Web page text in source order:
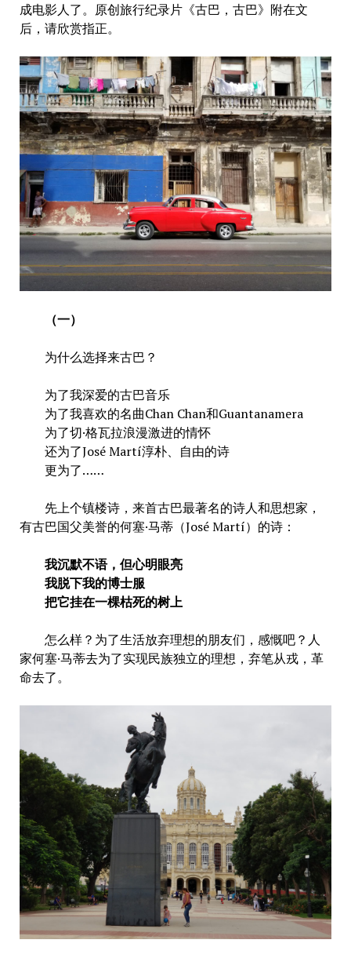
成电影人了。原创旅行纪录片《古巴，古巴》附在文
后，请欣赏指正。
（一）
为什么选择来古巴？
为了我深爱的古巴音乐
为了我喜欢的名曲Chan Chan和Guantanamera
为了切·格瓦拉浪漫激进的情怀
还为了José Martí淳朴、自由的诗
更为了……
先上个镇楼诗，来首古巴最著名的诗人和思想家，
有古巴国父美誉的何塞·马蒂（José Martí）的诗：
我沉默不语，但心明眼亮
我脱下我的博士服
把它挂在一棵枯死的树上
怎么样？为了生活放弃理想的朋友们，感慨吧？人
家何塞·马蒂去为了实现民族独立的理想，弃笔从戎，革
命去了。